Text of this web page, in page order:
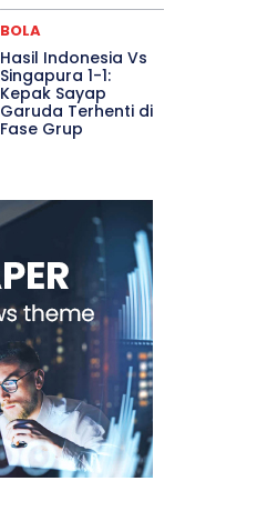
BOLA
Hasil Indonesia Vs
Singapura 1-1:
Kepak Sayap
Garuda Terhenti di
Fase Grup